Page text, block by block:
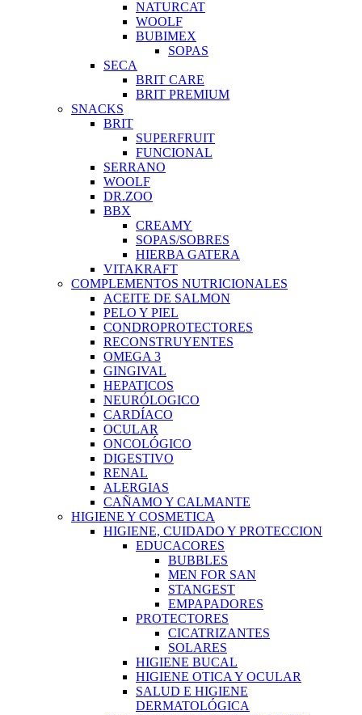
NATURCAT
WOOLF
BUBIMEX
SOPAS
SECA
BRIT CARE
BRIT PREMIUM
SNACKS
BRIT
SUPERFRUIT
FUNCIONAL
SERRANO
WOOLF
DR.ZOO
BBX
CREAMY
SOPAS/SOBRES
HIERBA GATERA
VITAKRAFT
COMPLEMENTOS NUTRICIONALES
ACEITE DE SALMON
PELO Y PIEL
CONDROPROTECTORES
RECONSTRUYENTES
OMEGA 3
GINGIVAL
HEPATICOS
NEURÓLOGICO
CARDÍACO
OCULAR
ONCOLÓGICO
DIGESTIVO
RENAL
ALERGIAS
CAÑAMO Y CALMANTE
HIGIENE Y COSMETICA
HIGIENE, CUIDADO Y PROTECCION
EDUCACORES
BUBBLES
MEN FOR SAN
STANGEST
EMPAPADORES
PROTECTORES
CICATRIZANTES
SOLARES
HIGIENE BUCAL
HIGIENE OTICA Y OCULAR
SALUD E HIGIENE
DERMATOLÓGICA